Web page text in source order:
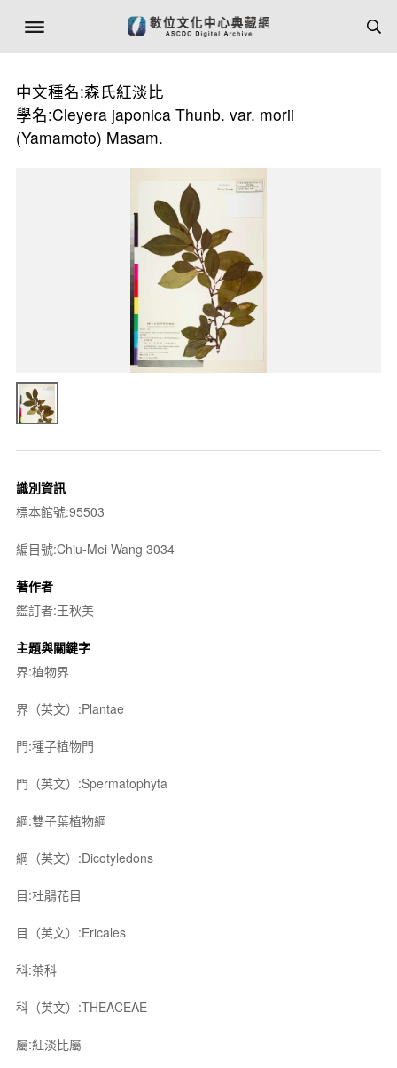
中文種名:森氏紅淡比
學名:Cleyera japonica Thunb. var. morii
(Yamamoto) Masam.
識別資訊
標本館號:95503
編目號:Chiu-Mei Wang 3034
著作者
鑑訂者:王秋美
主題與關鍵字
界:植物界
界（英文）:Plantae
門:種子植物門
門（英文）:Spermatophyta
綱:雙子葉植物綱
綱（英文）:Dicotyledons
目:杜鵑花目
目（英文）:Ericales
科:茶科
科（英文）:THEACEAE
屬:紅淡比屬